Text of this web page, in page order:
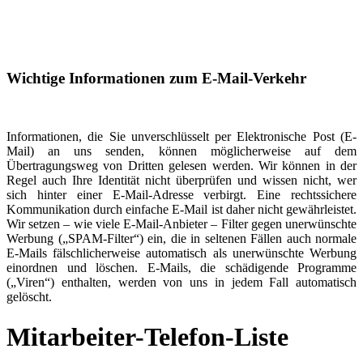
Wichtige Informationen zum E-Mail-Verkehr
Informationen, die Sie unverschlüsselt per Elektronische Post (E-
Mail) an uns senden, können möglicherweise auf dem
Übertragungsweg von Dritten gelesen werden. Wir können in der
Regel auch Ihre Identität nicht überprüfen und wissen nicht, wer
sich hinter einer E-Mail-Adresse verbirgt. Eine rechtssichere
Kommunikation durch einfache E-Mail ist daher nicht gewährleistet.
Wir setzen – wie viele E-Mail-Anbieter – Filter gegen unerwünschte
Werbung („SPAM-Filter“) ein, die in seltenen Fällen auch normale
E-Mails fälschlicherweise automatisch als unerwünschte Werbung
einordnen und löschen. E-Mails, die schädigende Programme
(„Viren“) enthalten, werden von uns in jedem Fall automatisch
gelöscht.
Mitarbeiter-Telefon-Liste